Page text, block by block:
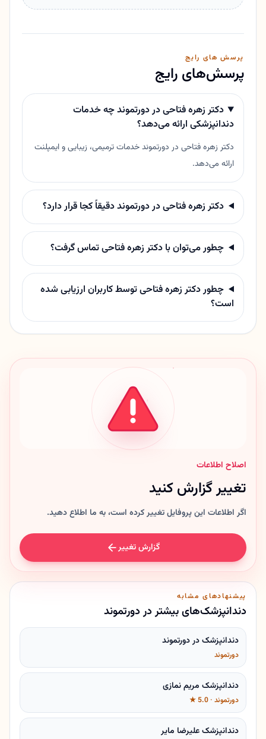
پرسش های رایج
پرسش‌های رایج
دکتر زهره فتاحی در دورتموند چه خدمات
دندانپزشکی ارائه می‌دهد؟
دکتر زهره فتاحی در دورتموند خدمات ترمیمی، زیبایی و ایمپلنت
ارائه می‌دهد.
دکتر زهره فتاحی در دورتموند دقیقاً کجا قرار دارد؟
چطور می‌توان با دکتر زهره فتاحی تماس گرفت؟
چطور دکتر زهره فتاحی توسط کاربران ارزیابی شده
است؟
اصلاح اطلاعات
تغییر گزارش کنید
اگر اطلاعات این پروفایل تغییر کرده است، به ما اطلاع دهید.
گزارش تغییر
پیشنهادهای مشابه
دندانپزشک‌های بیشتر در دورتموند
دندانپزشک در دورتموند
دورتموند
دندانپزشک مریم نمازی
دورتموند · 5.0 ★
دندانپزشک علیرضا مایر